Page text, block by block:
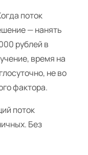
поток
— нанять
рублей в
время на
не во
фактора.
поток
Без